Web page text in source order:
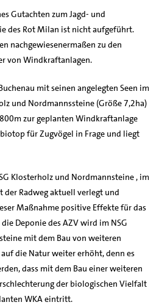
Gutachten zum Jagd- und
des Rot Milan ist nicht aufgeführt.
nachgewiesenermaßen zu den
von Windkraftanlagen.
mit seinen angelegten Seen im
und Nordmannssteine (Größe 7,2ha)
zur geplanten Windkraftanlage
für Zugvögel in Frage und liegt
Klosterholz und Nordmannsteine , im
der Radweg aktuell verlegt und
Maßnahme positive Effekte für das
Deponie des AZV wird im NSG
mit dem Bau von weiteren
die Natur weiter erhöht, denn es
dass mit dem Bau einer weiteren
der biologischen Vielfalt
WKA eintritt.